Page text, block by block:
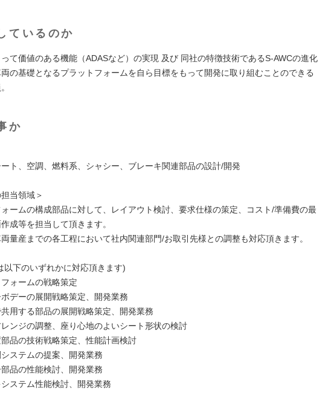
ているのか
て価値のある機能（ADASなど）の実現 及び 同社の特徴技術であるS-AWCの進化
の基礎となるプラットフォームを自ら目標をもって開発に取り組むことのできる
か
ト、空調、燃料系、シャシー、ブレーキ関連部品の設計/開発
当領域＞
ームの構成部品に対して、レイアウト検討、要求仕様の策定、コスト/準備費の最
成等を担当して頂きます。
量産までの各工程において社内関連部門/お取引先様との調整も対応頂きます。
以下のいずれかに対応頂きます)
フォームの戦略策定
ボデーの展開戦略策定、開発業務
共用する部品の展開戦略策定、開発業務
レンジの調整、座り心地のよいシート形状の検討
部品の技術戦略策定、性能計画検討
システムの提案、開発業務
部品の性能検討、開発業務
システム性能検討、開発業務